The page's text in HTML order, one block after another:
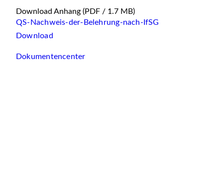
Download Anhang (PDF / 1.7 MB)
QS-Nachweis-der-Belehrung-nach-IfSG
Download
Dokumentencenter